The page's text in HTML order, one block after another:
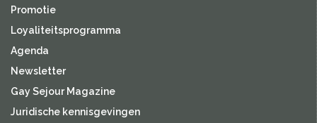
Promotie
Loyaliteitsprogramma
Agenda
Newsletter
Gay Sejour Magazine
Juridische kennisgevingen